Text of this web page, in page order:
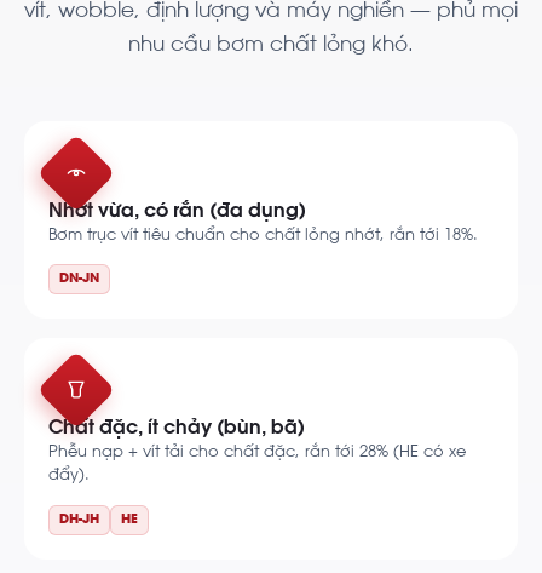
vít, wobble, định lượng và máy nghiền — phủ mọi
nhu cầu bơm chất lỏng khó.
Nhớt vừa, có rắn (đa dụng)
Bơm trục vít tiêu chuẩn cho chất lỏng nhớt, rắn tới 18%.
DN-JN
Chất đặc, ít chảy (bùn, bã)
Phễu nạp + vít tải cho chất đặc, rắn tới 28% (HE có xe
đẩy).
DH-JH HE